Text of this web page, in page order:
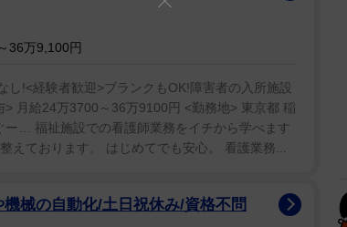
36万9,100円
し!<経験者歓迎>ブランクもOK!障害者の入所施設
月給24万3700～36万9100円 <勤務地> 東京都 稲
… 福祉施設での看護師業務をイチから学べます
えております。 はじめてでも安心。 看護業務...
械の自動化/土日祝休み/資格不問